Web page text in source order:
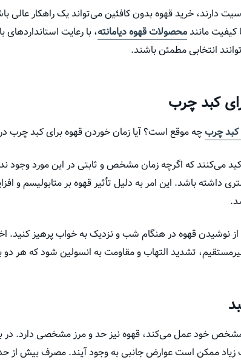
دارند، خرید قهوه بدون کافئین می‌تواند یک راهکار عالی
مانندمحصولات قهوه دیامانته، با رعایت استانداردهای
انتخابی مطمئن باشند.
کبد چرب
کبد چربچه موقع است؟ آیا زمان خوردن قهوه برای کبد چرب
می‌کنند که اگرچه زمان مشخص و ثابتی در این مورد وجود
داشته باشد. این امر به دلیل تأثیر قهوه بر
نوشیدن قهوه در هنگام شب و نزدیک به خواب پرهیز کنید.
تشدید التهاب و مقاومت به انسولین شود که هر
مشخص خود عمل می‌کند، قهوه نیز حد و مرز مشخصی دارد. در
ممکن است عوارض جانبی به وجود آیند. مصرف بیش از حد